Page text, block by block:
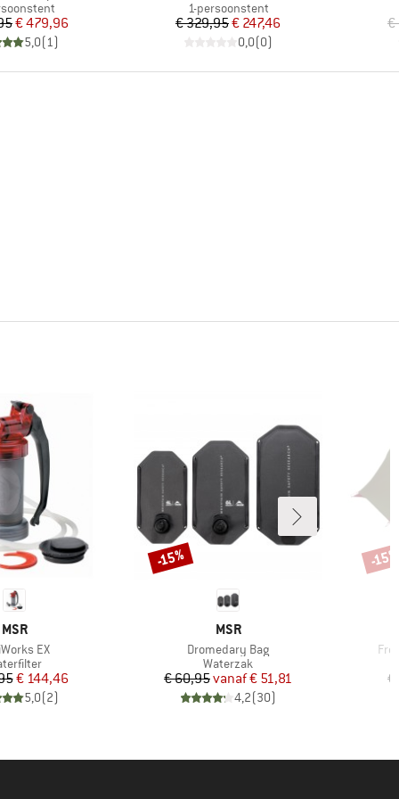
Prijs
Verlaagde prijs
€ 479,96
5,0(1)
Productgroep
1-persoonstent
Prijs
€ 329,95Verlaagde prijs
€ 247,46
0,0(0)
€
MERK
MSR
EX
Prijs
Verlaagde prijs
€ 144,46
5,0(2)
MERK
MSR
Artikel
Dromedary Bag
Productgroep
Waterzak
Prijs
€ 60,95 Verlaagde prijs
vanaf€ 51,81
4,2(30)
Korting
-15%
€
-